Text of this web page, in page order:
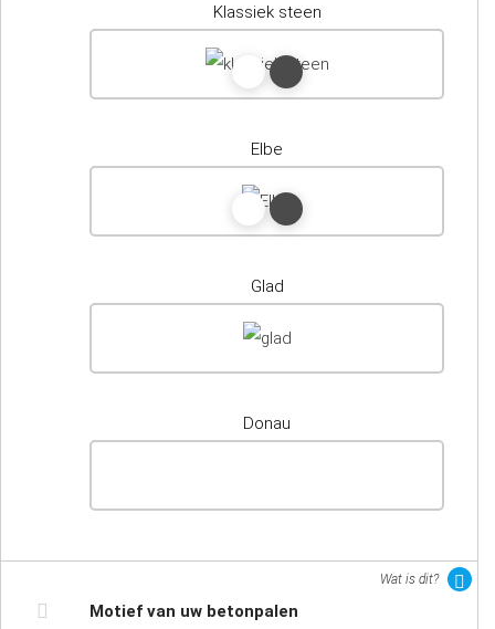
Klassiek steen
Elbe
Glad
Donau
Wat is dit?
Motief van uw betonpalen